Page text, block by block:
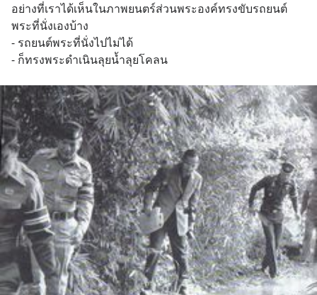
อย่างที่เราได้เห็นในภาพยนตร์ส่วนพระองค์ทรงขับรถยนต์
พระที่นั่งเองบ้าง
- รถยนต์พระที่นั่งไปไม่ได้
- ก็ทรงพระดำเนินลุยน้ำลุยโคลน